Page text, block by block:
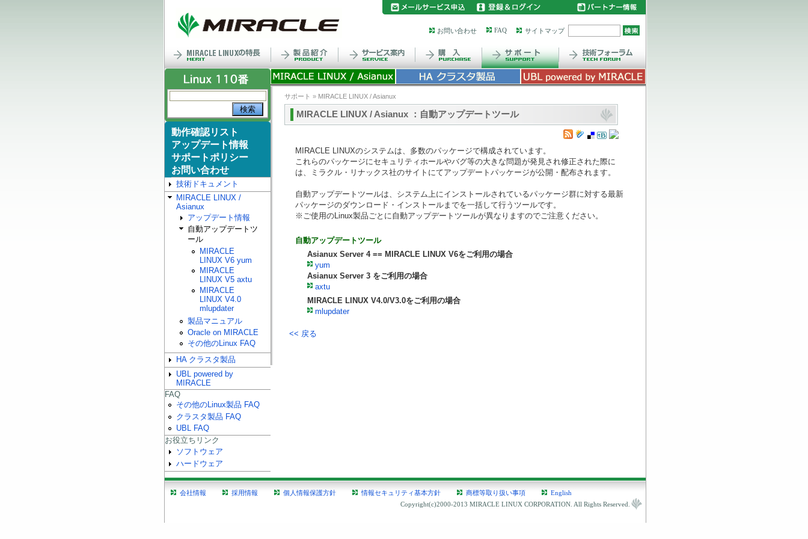
お問い合わせ FAQ サイトマップ
動作確認リスト
アップデート情報
サポートポリシー
お問い合わせ
技術ドキュメント
MIRACLE LINUX /
Asianux
アップデート情報
自動アップデートツ
ール
MIRACLE
LINUX V6 yum
MIRACLE
LINUX V5 axtu
MIRACLE
LINUX V4.0
mlupdater
製品マニュアル
Oracle on MIRACLE
その他のLinux FAQ
HA クラスタ製品
UBL powered by
MIRACLE
FAQ
その他のLinux製品 FAQ
クラスタ製品 FAQ
UBL FAQ
お役立ちリンク
ソフトウェア
ハードウェア
サポート » MIRACLE LINUX / Asianux
MIRACLE LINUX / Asianux ：自動アップデートツール
MIRACLE LINUXのシステムは、多数のパッケージで構成されています。
これらのパッケージにセキュリティホールやバグ等の大きな問題が発見され修正された際に
は、ミラクル・リナックス社のサイトにてアップデートパッケージが公開・配布されます。
自動アップデートツールは、システム上にインストールされているパッケージ群に対する最新
パッケージのダウンロード・インストールまでを一括して行うツールです。
※ご使用のLinux製品ごとに自動アップデートツールが異なりますのでご注意ください。
自動アップデートツール
Asianux Server 4 == MIRACLE LINUX V6をご利用の場合
yum
Asianux Server 3 をご利用の場合
axtu
MIRACLE LINUX V4.0/V3.0をご利用の場合
mlupdater
<< 戻る
会社情報 採用情報 個人情報保護方針 情報セキュリティ基本方針 商標等取り扱い事項
English
Copyright(c)2000-2013 MIRACLE LINUX CORPORATION. All Rights Reserved.